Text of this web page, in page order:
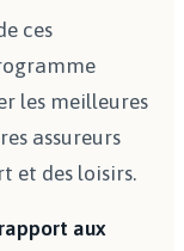
ces
les meilleures
assureurs
et des loisirs.
aux